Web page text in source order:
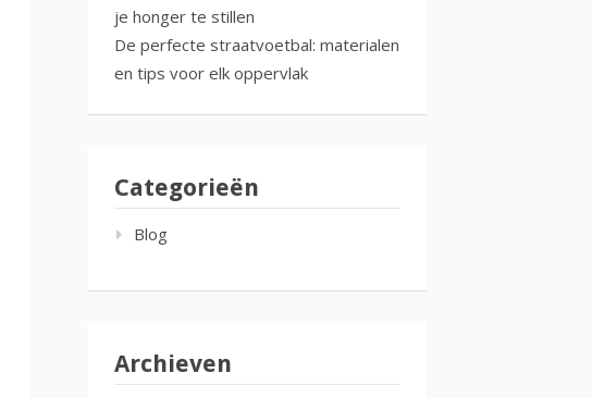
je honger te stillen
De perfecte straatvoetbal: materialen
en tips voor elk oppervlak
Categorieën
Blog
Archieven